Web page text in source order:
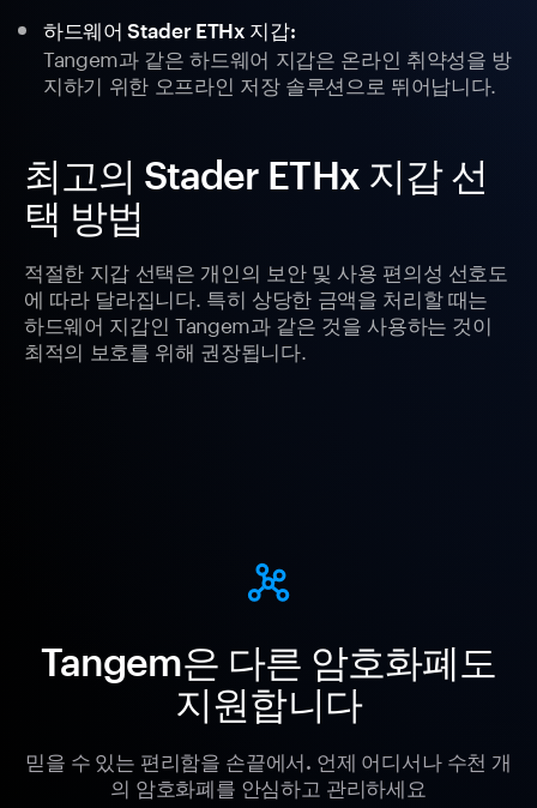
하드웨어 Stader ETHx 지갑:
Tangem과 같은 하드웨어 지갑은 온라인 취약성을 방
지하기 위한 오프라인 저장 솔루션으로 뛰어납니다.
최고의 Stader ETHx 지갑 선
택 방법
적절한 지갑 선택은 개인의 보안 및 사용 편의성 선호도
에 따라 달라집니다. 특히 상당한 금액을 처리할 때는
하드웨어 지갑인 Tangem과 같은 것을 사용하는 것이
최적의 보호를 위해 권장됩니다.
Tangem은 다른 암호화폐도
지원합니다
믿을 수 있는 편리함을 손끝에서. 언제 어디서나 수천 개
의 암호화폐를 안심하고 관리하세요